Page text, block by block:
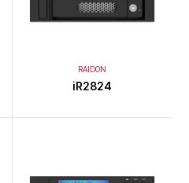
RAIDON
iR2824